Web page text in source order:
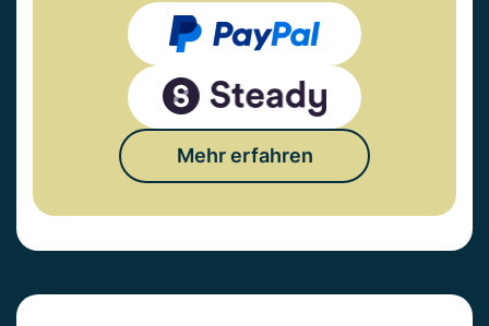
Mehr erfahren